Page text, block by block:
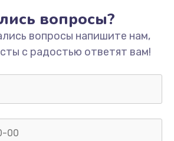
вопросы?
вопросы напишите нам,
с радостью ответят вам!